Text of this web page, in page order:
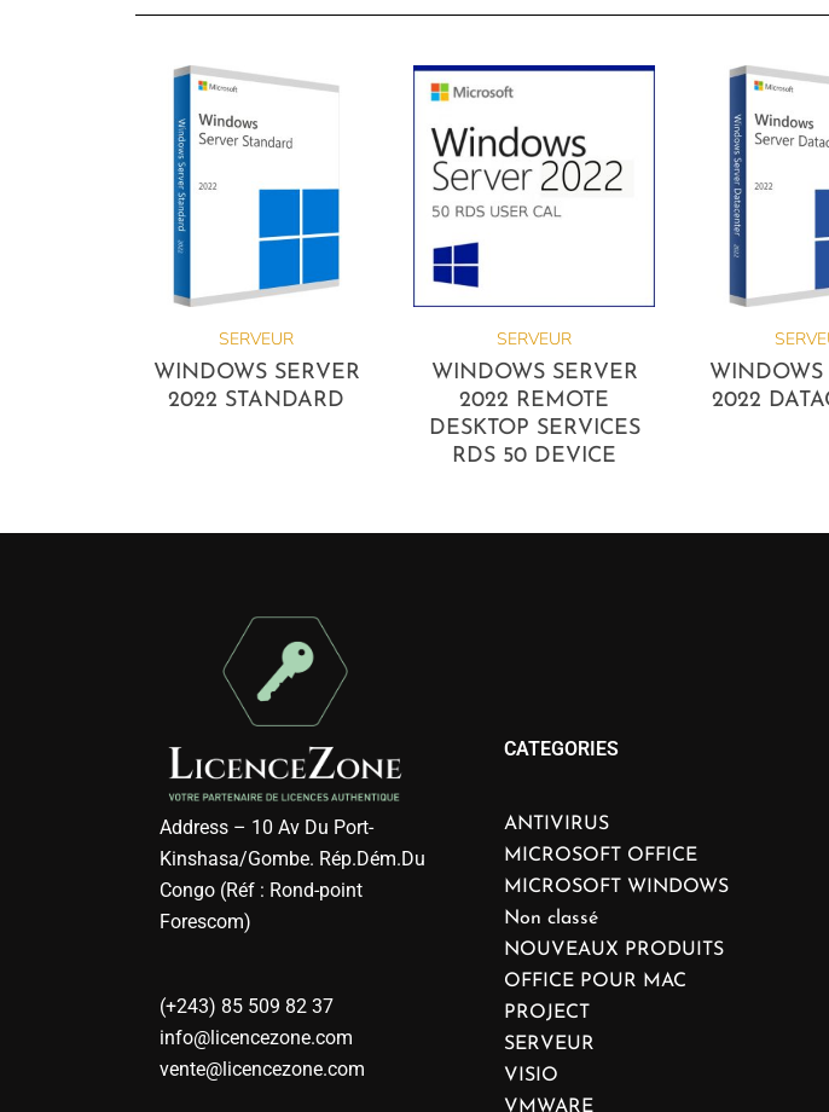
SERVEUR
WINDOWS SERVER
2022 STANDARD
SERVEUR
WINDOWS SERVER
2022 REMOTE
DESKTOP SERVICES
RDS 50 DEVICE
WINDOWS
2022
Address – 10 Av Du Port-
Kinshasa/Gombe. Rép.Dém.Du
Congo (Réf : Rond-point
Forescom)
(+243) 85 509 82 37
info@licencezone.com
vente@licencezone.com
CATEGORIES
ANTIVIRUS
MICROSOFT OFFICE
MICROSOFT WINDOWS
Non classé
NOUVEAUX PRODUITS
OFFICE POUR MAC
PROJECT
SERVEUR
VISIO
VMWARE